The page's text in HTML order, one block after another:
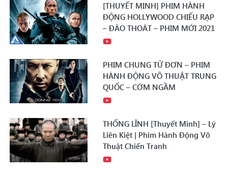
[THUYẾT MINH] PHIM HÀNH
ĐỘNG HOLLYWOOD CHIẾU RẠP
– ĐÀO THOÁT – PHIM MỚI 2021
PHIM CHUNG TỬ ĐƠN – PHIM
HÀNH ĐỘNG VÕ THUẬT TRUNG
QUỐC – CỚM NGẦM
THỐNG LĨNH [Thuyết Minh] – Lý
Liên Kiệt | Phim Hành Động Võ
Thuật Chiến Tranh